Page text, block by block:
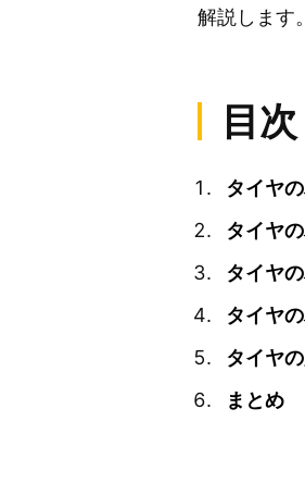
解説します。
目次
タイヤ
タイヤ
タイヤ
タイヤ
タイヤ
まとめ